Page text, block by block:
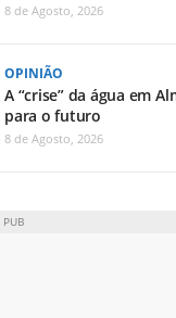
8 de Agosto, 2026
OPINIÃO
A “crise” da água em
para o futuro
8 de Agosto, 2026
PUB